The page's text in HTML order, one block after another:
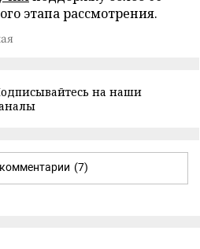
этапа рассмотрения.
на наши
(7)